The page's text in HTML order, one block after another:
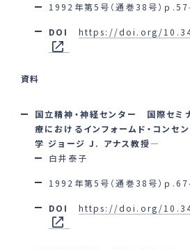
1992年第5号（通巻38号）ｐ
DOI https://doi.org/
資料
国立精神・神経センター 国際セミ
療におけるインフォームド・コンセ
学 ジョージ J. アナス教授―
白井泰子
1992年第5号（通巻38号）ｐ
DOI https://doi.org/